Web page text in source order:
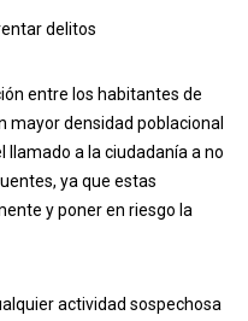
delitos
entre los habitantes de
mayor densidad poblacional
a la ciudadanía a no
ya que estas
y poner en riesgo la
actividad sospechosa